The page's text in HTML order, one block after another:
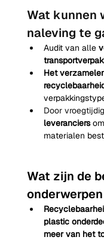
Wat kunnen
naleving te
Audit van alle
Het
Door vroegtijdig
leveranciers
materialen
Wat zijn de
plastic
meer van het